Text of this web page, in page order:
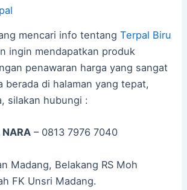
mencari info tentangTerpal Biru
ingin mendapatkan produk
penawaran harga yang sangat
berada di halaman yang tepat,
silakan hubungi :
NARA – 0813 7976 7040
Madang, Belakang RS Moh
FK Unsri Madang.